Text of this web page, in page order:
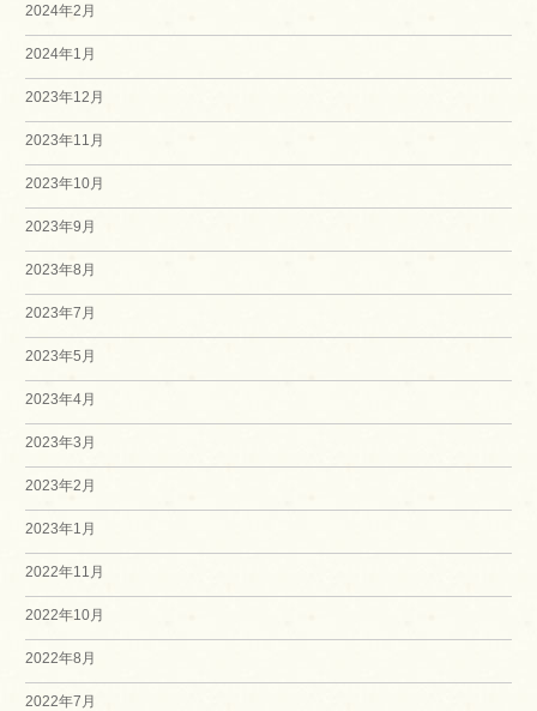
2024年2月
2024年1月
2023年12月
2023年11月
2023年10月
2023年9月
2023年8月
2023年7月
2023年5月
2023年4月
2023年3月
2023年2月
2023年1月
2022年11月
2022年10月
2022年8月
2022年7月